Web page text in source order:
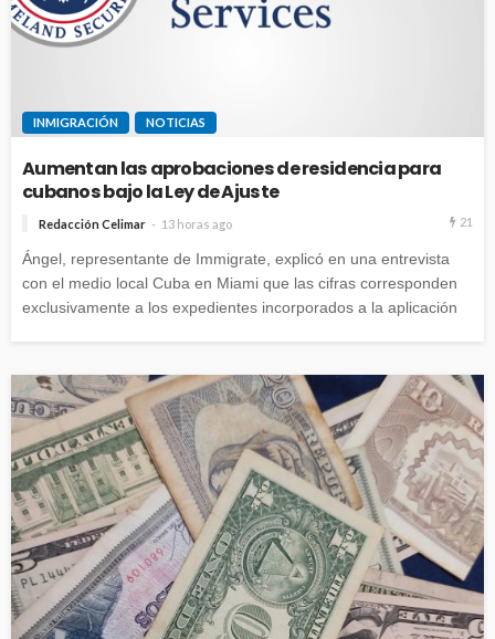
INMIGRACIÓN NOTICIAS
Aumentan las aprobaciones de residencia para
cubanos bajo la Ley de Ajuste
Redacción Celimar 13 horas ago 21
Ángel, representante de Immigrate, explicó en una entrevista
con el medio local Cuba en Miami que las cifras corresponden
exclusivamente a los expedientes incorporados a la aplicación